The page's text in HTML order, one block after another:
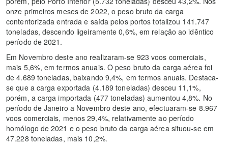
onze primeiros meses de 2022, o peso bruto da carga
contentorizada entrada e saída pelos portos totalizou 141.747
toneladas, descendo ligeiramente 0,6%, em relação ao idêntico
período de 2021.
Em Novembro deste ano realizaram-se 923 voos comerciais,
mais 5,6%, em termos anuais. O peso bruto da carga aérea foi
de 4.689 toneladas, baixando 9,4%, em termos anuais. Destaca-
se que a carga exportada (4.189 toneladas) desceu 11,1%,
porém, a carga importada (477 toneladas) aumentou 4,8%. No
período de Janeiro a Novembro deste ano, efectuaram-se 8.967
voos comerciais, menos 29,4%, relativamente ao período
homólogo de 2021 e o peso bruto da carga aérea situou-se em
47.228 toneladas, mais 10,2%.